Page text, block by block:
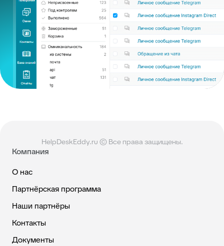
HelpDeskEddy.ru © Все права защищены.
Компания
О нас
Партнёрская программа
Наши партнёры
Контакты
Документы